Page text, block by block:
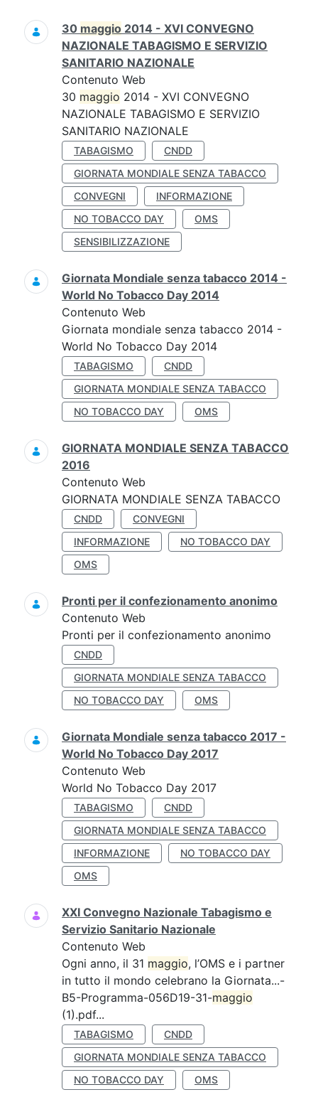
Ricerca
30 maggio 2014 - XVI CONVEGNO
NAZIONALE TABAGISMO E SERVIZIO
SANITARIO NAZIONALE
Contenuto Web
30 maggio 2014 - XVI CONVEGNO
NAZIONALE TABAGISMO E SERVIZIO
SANITARIO NAZIONALE
TABAGISMO
CNDD
GIORNATA MONDIALE SENZA TABACCO
CONVEGNI
INFORMAZIONE
NO TOBACCO DAY
OMS
SENSIBILIZZAZIONE
Giornata Mondiale senza tabacco 2014 -
World No Tobacco Day 2014
Contenuto Web
Giornata mondiale senza tabacco 2014 -
World No Tobacco Day 2014
TABAGISMO
CNDD
GIORNATA MONDIALE SENZA TABACCO
NO TOBACCO DAY
OMS
GIORNATA MONDIALE SENZA TABACCO
2016
Contenuto Web
GIORNATA MONDIALE SENZA TABACCO
CNDD
CONVEGNI
INFORMAZIONE
NO TOBACCO DAY
OMS
Pronti per il confezionamento anonimo
Contenuto Web
Pronti per il confezionamento anonimo
CNDD
GIORNATA MONDIALE SENZA TABACCO
NO TOBACCO DAY
OMS
Giornata Mondiale senza tabacco 2017 -
World No Tobacco Day 2017
Contenuto Web
World No Tobacco Day 2017
TABAGISMO
CNDD
GIORNATA MONDIALE SENZA TABACCO
INFORMAZIONE
NO TOBACCO DAY
OMS
XXI Convegno Nazionale Tabagismo e
Servizio Sanitario Nazionale
Contenuto Web
Ogni anno, il 31 maggio, l’OMS e i partner
in tutto il mondo celebrano la Giornata...-
B5-Programma-056D19-31-maggio
(1).pdf...
TABAGISMO
CNDD
GIORNATA MONDIALE SENZA TABACCO
NO TOBACCO DAY
OMS